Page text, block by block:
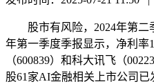
股市有风险，2024年第二季
年第一季度季报显示，净利率
（600839）和科大讯飞（
股61家AI金融相关上市公司已